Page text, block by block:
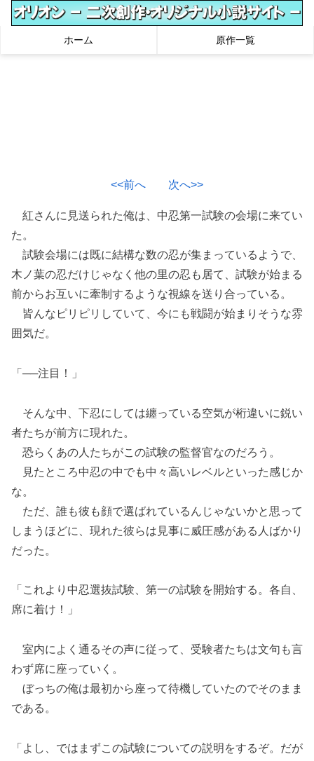
ホーム 原作一覧
<<前へ 次へ>>
紅さんに見送られた俺は、中忍第一試験の会場に来てい
た。
試験会場には既に結構な数の忍が集まっているようで、
木ノ葉の忍だけじゃなく他の里の忍も居て、試験が始まる
前からお互いに牽制するような視線を送り合っている。
皆んなピリピリしていて、今にも戦闘が始まりそうな雰
囲気だ。
「──注目！」
そんな中、下忍にしては纏っている空気が桁違いに鋭い
者たちが前方に現れた。
恐らくあの人たちがこの試験の監督官なのだろう。
見たところ中忍の中でも中々高いレベルといった感じか
な。
ただ、誰も彼も顔で選ばれているんじゃないかと思って
しまうほどに、現れた彼らは見事に威圧感がある人ばかり
だった。
「これより中忍選抜試験、第一の試験を開始する。各自、
席に着け！」
室内によく通るその声に従って、受験者たちは文句も言
わず席に座っていく。
ぼっちの俺は最初から座って待機していたのでそのまま
である。
「よし、ではまずこの試験についての説明をするぞ。だが